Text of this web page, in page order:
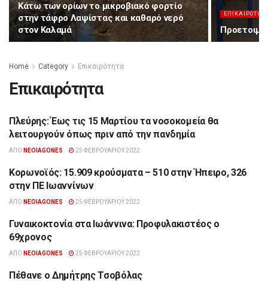
Κάτω των ορίων το μικροβιακό φορτίο
στην τάφρο Λαψίστας και καθαρό νερό
στον Καλαμά
Home Category Επικαιρότητα
Επικαιρότητα
ΕΠΙΚΑΙΡΌΤΗΤΑ
Πλεύρης: Έως τις 15 Μαρτίου τα νοσοκομεία θα
λειτουργούν όπως πριν από την πανδημία
ΑΠΌ NEOIAGONES 25 ΦΕΒΡΟΥΑΡΊΟΥ 2022
ΕΠΙΚΑΙΡΌΤΗΤΑ
Κορωνοϊός: 15.909 κρούσματα – 510 στην Ήπειρο, 326
στην ΠΕ Ιωαννίνων
ΑΠΌ NEOIAGONES 25 ΦΕΒΡΟΥΑΡΊΟΥ 2022
ΕΠΙΚΑΙΡΌΤΗΤΑ
Γυναικοκτονία στα Ιωάννινα: Προφυλακιστέος ο
69χρονος
ΑΠΌ NEOIAGONES 25 ΦΕΒΡΟΥΑΡΊΟΥ 2022
ΕΠΙΚΑΙΡΌΤΗΤΑ
Πέθανε ο Δημήτρης Τσοβόλας